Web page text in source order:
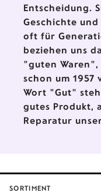
Entscheidung.
Geschichte
oft für
beziehen uns
"guten
schon um
Wort "Gut"
gutes Produkt,
Reparatur
SORTIMENT